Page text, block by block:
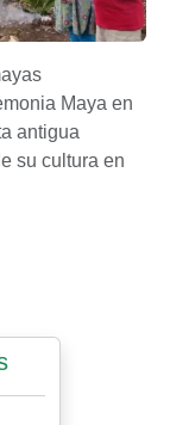
Maya en
antigua
su cultura en